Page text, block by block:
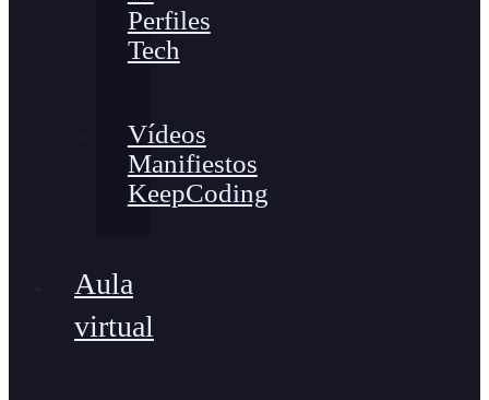
Perfiles
Tech
Vídeos
Manifiestos
KeepCoding
Aula
virtual